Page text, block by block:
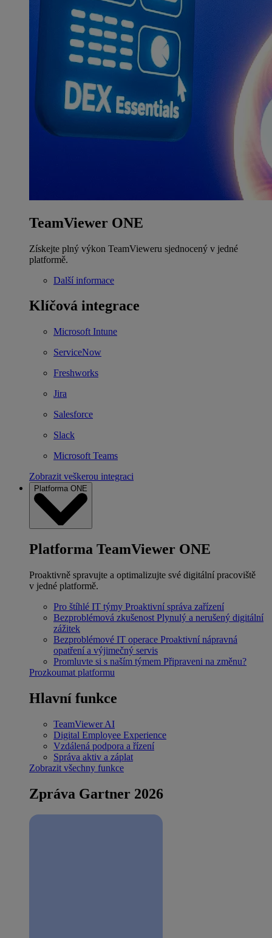
TeamViewer ONE
Získejte plný výkon TeamVieweru sjednocený v jedné
platformě.
Další informace
Klíčová integrace
Microsoft Intune
ServiceNow
Freshworks
Jira
Salesforce
Slack
Microsoft Teams
Zobrazit veškerou integraci
Platforma ONE
Platforma TeamViewer ONE
Proaktivně spravujte a optimalizujte své digitální pracoviště
v jedné platformě.
Pro štíhlé IT týmy Proaktivní správa zařízení
Bezproblémová zkušenost Plynulý a nerušený digitální
zážitek
Bezproblémové IT operace Proaktivní nápravná
opatření a výjimečný servis
Promluvte si s naším týmem Připraveni na změnu?
Prozkoumat platformu
Hlavní funkce
TeamViewer AI
Digital Employee Experience
Vzdálená podpora a řízení
Správa aktiv a záplat
Zobrazit všechny funkce
Zpráva Gartner 2026